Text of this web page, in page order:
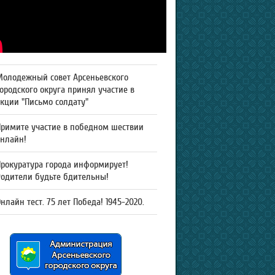
совет Арсеньевского
округа принял участие в
"Письмо солдату"
участие в победном шествии
города информирует!
будьте бдительны!
тест. 75 лет Победа! 1945-2020.